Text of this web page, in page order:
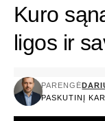
Kuro
ligos ir
PASKUTINĮ
PARENGĖ